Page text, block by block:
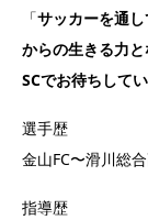
「サッカーを通
からの生きる力
SCでお待ちして
選手歴
金山FC〜滑川総
指導歴